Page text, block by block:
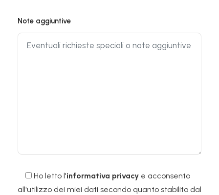
Note aggiuntive
Ho letto l'informativa privacy e acconsento
all'utilizzo dei miei dati secondo quanto stabilito dal